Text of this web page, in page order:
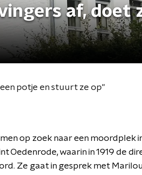
af, doet
potje en stuurt ze op"
op zoek naar een moordplek
Oedenrode, waarin in 1919 de
Ze gaat in gesprek met